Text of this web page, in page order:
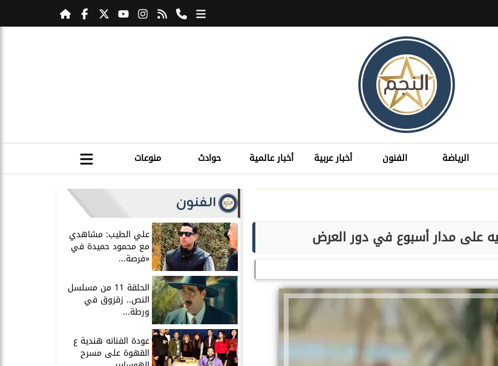
الرياضة الفنون أخبار عربية أخبار عالمية حوادث منوعات
الفنون
علي الطيب: مشاهدي
مع محمود حميدة في
«فرصة...
الحلقة 11 من مسلسل
النص.. زقزوق في
ورطة...
عودة الفنانه هندية ع
القهوة على مسرح